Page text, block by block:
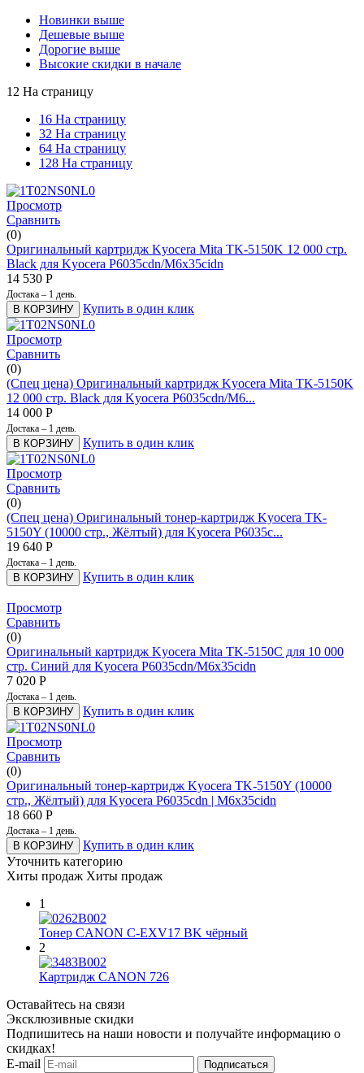
Новинки выше
Дешевые выше
Дорогие выше
Высокие скидки в начале
12 На страницу
16 На страницу
32 На страницу
64 На страницу
128 На страницу
Просмотр
Сравнить
(0)
Оригинальный картридж Kyocera Mita TK-5150K 12 000 стр.
Black для Kyocera P6035cdn/M6x35cidn
14 530 Р
Достака – 1 день.
В КОРЗИНУ Купить в один клик
Просмотр
Сравнить
(0)
(Спец цена) Оригинальный картридж Kyocera Mita TK-5150K
12 000 стр. Black для Kyocera P6035cdn/M6...
14 000 Р
Достака – 1 день.
В КОРЗИНУ Купить в один клик
Просмотр
Сравнить
(0)
(Спец цена) Оригинальный тонер-картридж Kyocera TK-
5150Y (10000 стр., Жёлтый) для Kyocera​ P6035c...
19 640 Р
Достака – 1 день.
В КОРЗИНУ Купить в один клик
Просмотр
Сравнить
(0)
Оригинальный картридж Kyocera Mita TK-5150C для 10 000
стр. Синий для Kyocera P6035cdn/M6x35cidn
7 020 Р
Достака – 1 день.
В КОРЗИНУ Купить в один клик
Просмотр
Сравнить
(0)
Оригинальный тонер-картридж Kyocera TK-5150Y (10000
стр., Жёлтый) для Kyocera​ P6035cdn | M6x35cidn
18 660 Р
Достака – 1 день.
В КОРЗИНУ
Купить в один клик
Уточнить категорию
Хиты продаж Хиты продаж
1
Тонер CANON C-EXV17 BK чёрный
2
Картридж CANON 726
Оставайтесь на связи
Эксклюзивные скидки
Подпишитесь на наши новости и получайте информацию о
скидках!
E-mail
Подписаться